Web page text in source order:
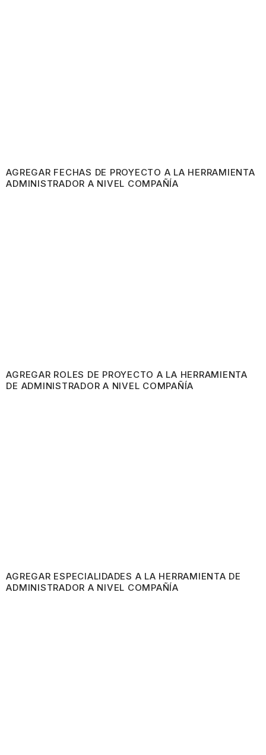
AGREGAR FECHAS DE PROYECTO A LA HERRAMIENTA
ADMINISTRADOR A NIVEL COMPAÑÍA
AGREGAR ROLES DE PROYECTO A LA HERRAMIENTA
DE ADMINISTRADOR A NIVEL COMPAÑÍA
AGREGAR ESPECIALIDADES A LA HERRAMIENTA DE
ADMINISTRADOR A NIVEL COMPAÑÍA